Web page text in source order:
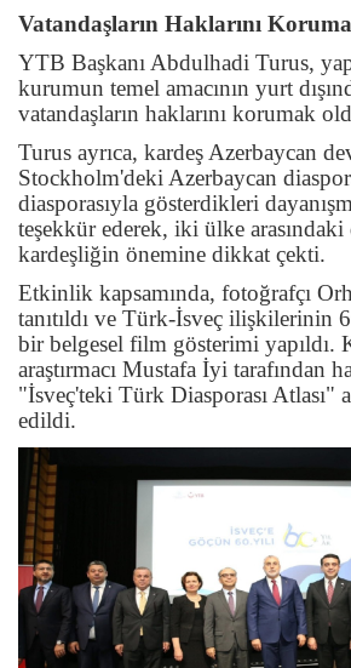
Vatandaşların Haklarını
YTB Başkanı Abdulhadi Turus,
kurumun temel amacının yurt
vatandaşların haklarını korumak
Turus ayrıca, kardeş Azerbaycan
Stockholm'deki Azerbaycan
diasporasıyla gösterdikleri
teşekkür ederek, iki ülke
kardeşliğin önemine dikkat çekti.
Etkinlik kapsamında, fotoğrafçı
tanıtıldı ve Türk-İsveç ilişkilerinin
bir belgesel film gösterimi yapıldı.
araştırmacı Mustafa İyi tarafından
"İsveç'teki Türk Diasporası Atlası"
edildi.